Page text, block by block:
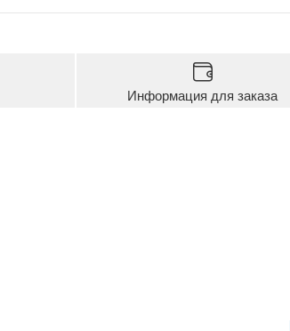
Информация для заказа